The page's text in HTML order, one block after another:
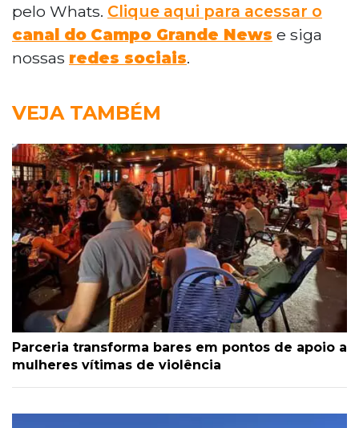
pelo Whats. Clique aqui para acessar o
canal do Campo Grande News e siga
nossas redes sociais.
VEJA TAMBÉM
Parceria transforma bares em pontos de apoio a
mulheres vítimas de violência